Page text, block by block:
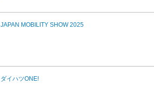
JAPAN MOBILITY SHOW 2025
ダイハツONE!